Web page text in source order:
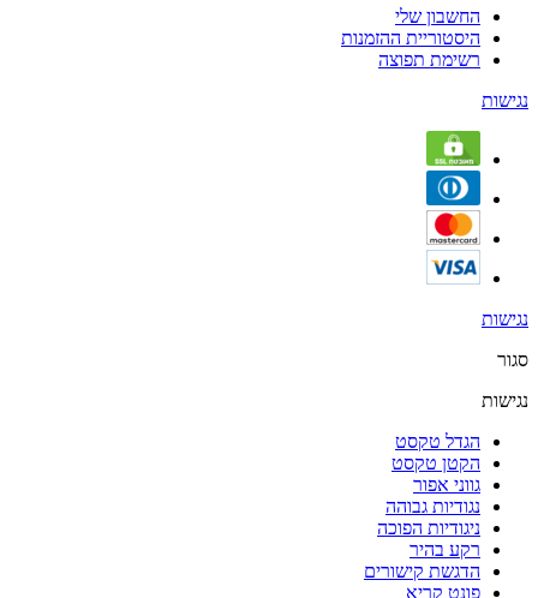
החשבון שלי
היסטוריית ההזמנות
רשימת תפוצה
נגישות
נגישות
סגור
נגישות
הגדל טקסט
הקטן טקסט
גווני אפור
נגודיות גבוהה
ניגודיות הפוכה
רקע בהיר
הדגשת קישורים
פונט קריא